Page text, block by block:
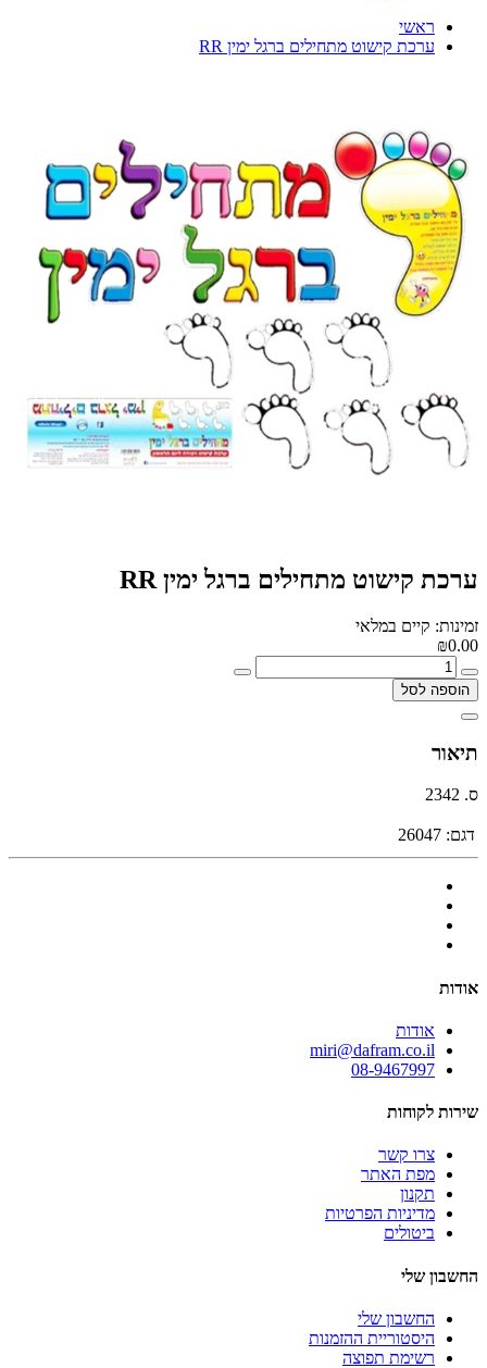
ראשי
ערכת קישוט מתחילים ברגל ימין RR
ערכת קישוט מתחילים ברגל ימין RR
זמינות: קיים במלאי
₪0.00
הוספה לסל
תיאור
ס. 2342
דגם: 26047
אודות
אודות
miri@dafram.co.il
08-9467997
שירות לקוחות
צרו קשר
מפת האתר
תקנון
מדיניות הפרטיות
ביטולים
החשבון שלי
החשבון שלי
היסטוריית ההזמנות
רשימת תפוצה